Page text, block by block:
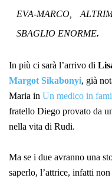
EVA-MARCO,
SBAGLIO ENORME.
In più ci sarà l’arrivo di
Margot Sikabonyi, già
Maria in Un medico in
fratello Diego provato da
nella vita di Rudi.
Ma se i due avranno una
saperlo, l’attrice, infatti